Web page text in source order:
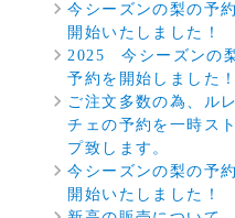
今シーズンの梨の予
開始いたしました！
2025 今シーズンの
予約を開始しました！
ご注文多数の為、ル
チェの予約を一時ス
プ致します。
今シーズンの梨の予
開始いたしました！